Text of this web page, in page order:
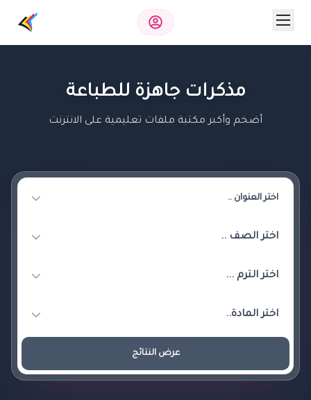
مذكرات جاهزة للطباعة
أضخم وأكبر مكتبة ملفات تعليمية على الانترنت
عرض النتائج